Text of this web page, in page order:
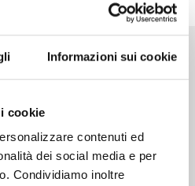
Informazioni sui cookie
cookie
contenuti ed
dei social media e per
Condividiamo inoltre
serie